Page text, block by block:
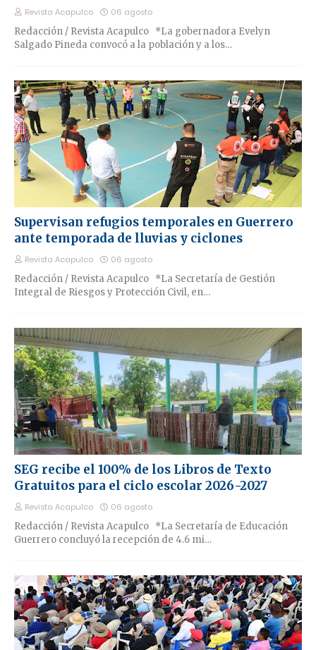
Revista Acapulco 06 agosto
Redacción / Revista Acapulco *La gobernadora Evelyn
Salgado Pineda convocó a la población y a los…
Supervisan refugios temporales en Guerrero
ante temporada de lluvias y ciclones
Revista Acapulco 06 agosto
Redacción / Revista Acapulco *La Secretaría de Gestión
Integral de Riesgos y Protección Civil, en…
SEG recibe el 100% de los Libros de Texto
Gratuitos para el ciclo escolar 2026-2027
Revista Acapulco 06 agosto
Redacción / Revista Acapulco *La Secretaría de Educación
Guerrero concluyó la recepción de 4.6 mi…